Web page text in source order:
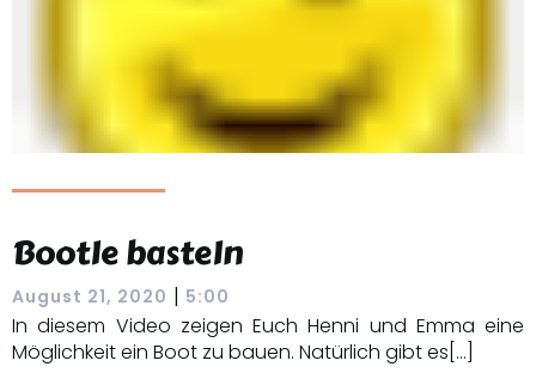
Bootle basteln
August 21, 2020 | 5:00
In diesem Video zeigen Euch Henni und Emma eine
Möglichkeit ein Boot zu bauen. Natürlich gibt es[…]